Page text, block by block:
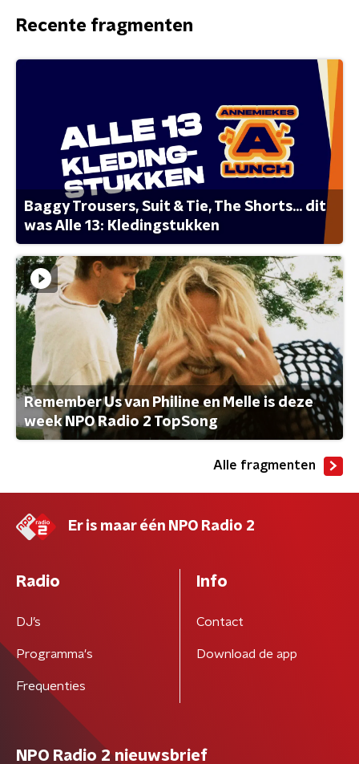
Recente fragmenten
Baggy Trousers, Suit & Tie, The Shorts... dit
was Alle 13: Kledingstukken
Remember Us van Philine en Melle is deze
week NPO Radio 2 TopSong
Alle fragmenten
Er is maar één NPO Radio 2
Radio
DJ’s
Programma's
Frequenties
Info
Contact
Download de app
NPO Radio 2 nieuwsbrief